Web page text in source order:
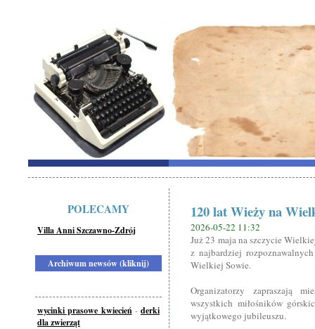
POLECAMY
Villa Anni Szczawno-Zdrój
Archiwum newsów (kliknij)
wycinki prasowe kwiecień - derki
dla zwierząt
120 lat Wieży na
2026-05-22 11:32
Już 23 maja na szczycie
z najbardziej
Wielkiej Sowie.
Organizatorzy zapraszają
wszystkich miłośników
wyjątkowego jubileuszu.